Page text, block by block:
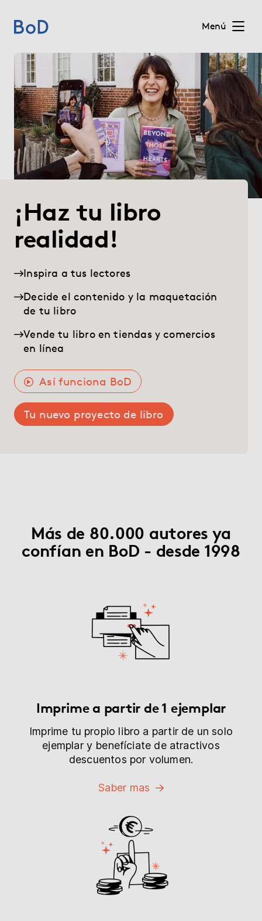
Menú
Home (current)
Precios
Servicios
Quiénes somos
Para editoriales
Blog
Librería
Ayuda
¡Haz tu libro
realidad!
Inspira a tus lectores
Decide el contenido y la maquetación
de tu libro
Vende tu libro en tiendas y comercios
en línea
Así funciona BoD
Tu nuevo proyecto de libro
Más de 80.000 autores ya
confían en BoD - desde 1998
Imprime a partir de 1 ejemplar
Imprime tu propio libro a partir de un solo
ejemplar y benefíciate de atractivos
descuentos por volumen.
Saber mas